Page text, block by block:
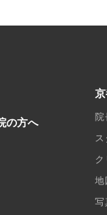
の方へ
院
ス
ク
地
写